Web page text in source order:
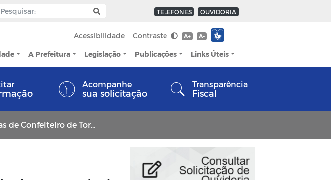
TELEFONES OUVIDORIA
Acessibilidade Contraste A+ A-
A Prefeitura Legislação Publicações Links Úteis
Acompanhe
sua solicitação
Transparência
Fiscal
de Tortas e Salgados